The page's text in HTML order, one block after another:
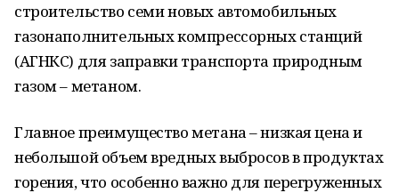
строительство семи новых автомобильных
газонаполнительных компрессорных станций
(АГНКС) для заправки транспорта природным
газом – метаном.
Главное преимущество метана – низкая цена и
небольшой объем вредных выбросов в продуктах
горения, что особенно важно для перегруженных